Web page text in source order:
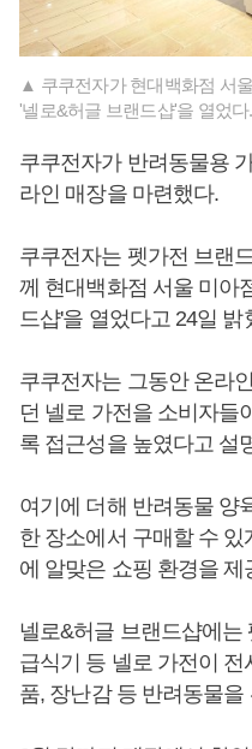
▲ 쿠쿠전자가 현대백화점 서
'넬로&허글 브랜드샵'을 열었
쿠쿠전자가 반려동물용
라인 매장을 마련했다.
쿠쿠전자는 펫가전 브랜
께 현대백화점 서울 미아
드샵'을 열었다고 24일 밝
쿠쿠전자는 그동안 온라
던 넬로 가전을 소비자들
록 접근성을 높였다고 설
여기에 더해 반려동물 양
한 장소에서 구매할 수
에 알맞은 쇼핑 환경을
넬로&허글 브랜드샵에는
급식기 등 넬로 가전이
품, 장난감 등 반려동물